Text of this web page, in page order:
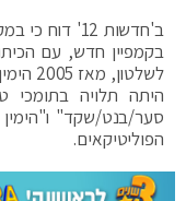
ב'חדשות 12'
בקמפיין חדש, עם
היתה תלויה
סער/בנט/שקד"
הפוליטיקאים.